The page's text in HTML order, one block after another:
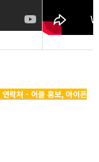
락처 - 어플 홍보, 아이폰